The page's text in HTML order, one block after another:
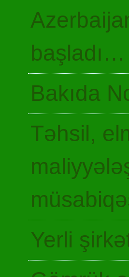
başladı…
Bakıda
Təhsil,
Yerli